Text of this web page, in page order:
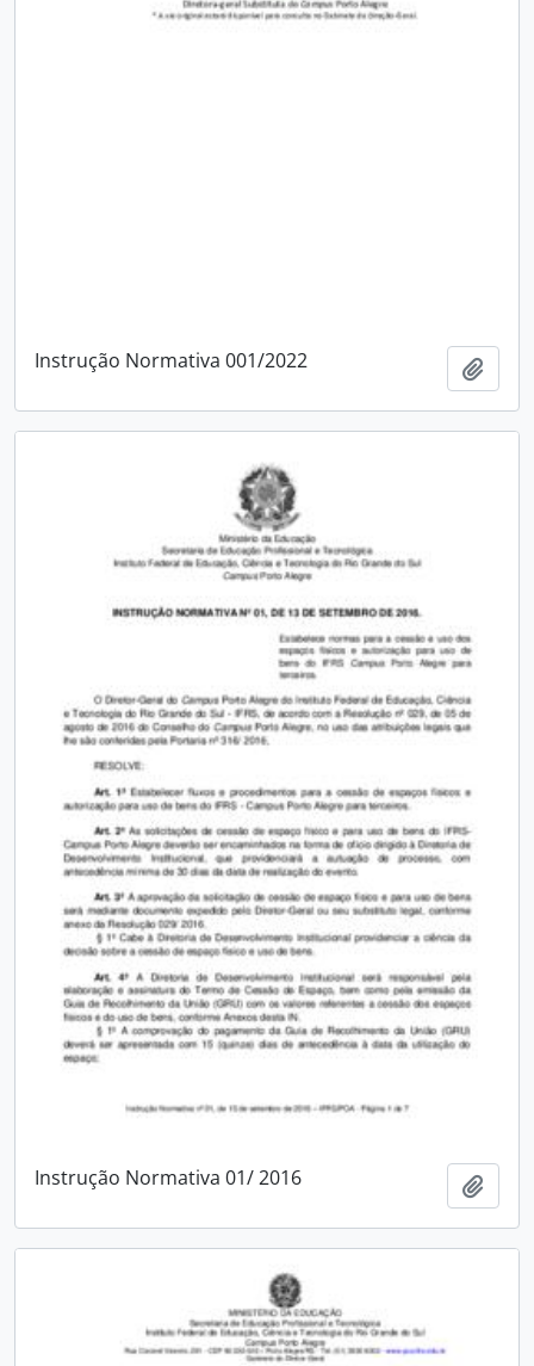
Instrução Normativa 001/2022
Instrução Normativa 01/ 2016